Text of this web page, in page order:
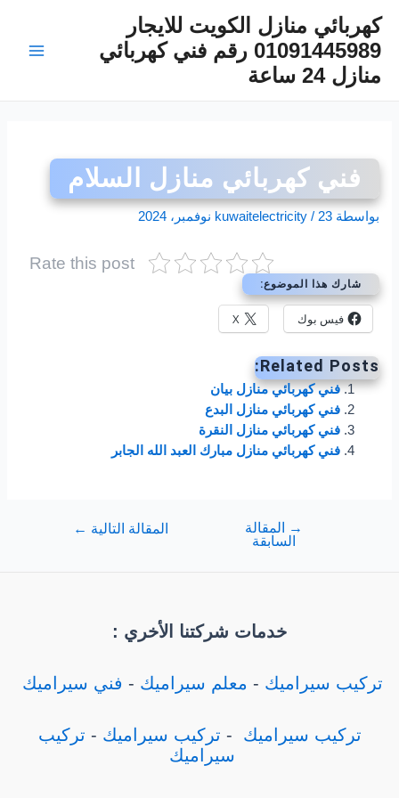
المحتوى
كهربائي منازل الكويت للايجار
01091445989 رقم فني كهربائي
منازل 24 ساعة
فني كهربائي منازل السلام
بواسطة kuwaitelectricity / 23 نوفمبر، 2024
Rate this post
شارك هذا الموضوع:
فيس بوك X
Related Posts:
فني كهربائي منازل بيان
فني كهربائي منازل البدع
فني كهربائي منازل النقرة
فني كهربائي منازل مبارك العبد الله الجابر
→
المقالة
السابقة
المقالة التالية ←
خدمات شركتنا الأخري :
تركيب سيراميك - معلم سيراميك - فني سيراميك
تركيب سيراميك - تركيب سيراميك - تركيب
سيراميك